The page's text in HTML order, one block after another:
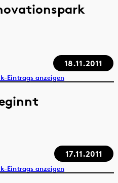
18.11.2011
Eintrags anzeigen
17.11.2011
Eintrags anzeigen